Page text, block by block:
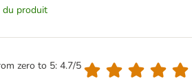
du produit
zero to 5: 4.7/5